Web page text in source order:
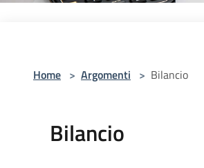
Home > Argomenti > Bilancio
Bilancio